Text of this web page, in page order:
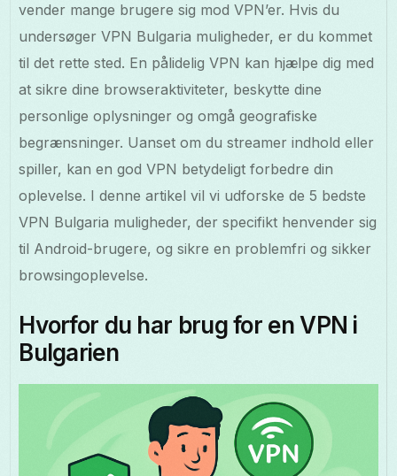
vender mange brugere sig mod VPN’er. Hvis du
undersøger VPN Bulgaria muligheder, er du kommet
til det rette sted. En pålidelig VPN kan hjælpe dig med
at sikre dine browseraktiviteter, beskytte dine
personlige oplysninger og omgå geografiske
begrænsninger. Uanset om du streamer indhold eller
spiller, kan en god VPN betydeligt forbedre din
oplevelse. I denne artikel vil vi udforske de 5 bedste
VPN Bulgaria muligheder, der specifikt henvender sig
til Android-brugere, og sikre en problemfri og sikker
browsingoplevelse.
Hvorfor du har brug for en VPN i
Bulgarien